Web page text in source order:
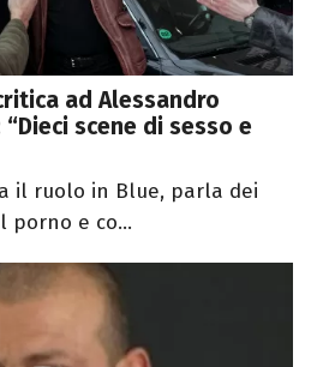
ad Alessandro
scene di sesso e
il ruolo in Blue, parla dei
porno e co...